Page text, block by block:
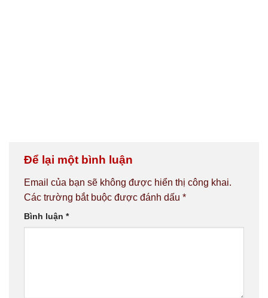
Để lại một bình luận
Email của bạn sẽ không được hiển thị công khai.
Các trường bắt buộc được đánh dấu *
Bình luận *